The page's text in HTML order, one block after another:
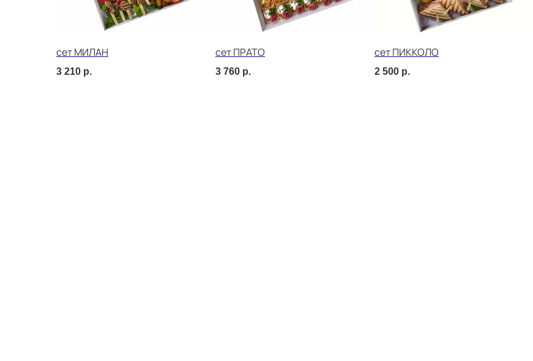
сет МИЛАН
3 210 р.
сет ПРАТО
3 760 р.
сет ПИККОЛО
2 500 р.